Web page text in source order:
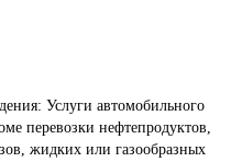
Услуги автомобильного
перевозки нефтепродуктов,
жидких или газообразных